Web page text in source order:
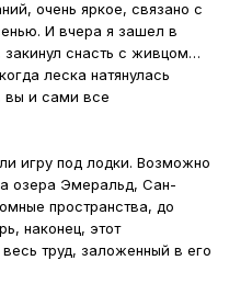
очень яркое, связано с
И вчера я зашел в
снасть с живцом…
леска натянулась
вы и сами все
игру под лодки. Возможно
озера Эмеральд, Сан-
пространства, до
наконец, этот
труд, заложенный в его